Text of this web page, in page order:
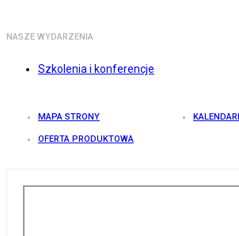
NASZE WYDARZENIA
Szkolenia i konferencje
MAPA STRONY
OFERTA PRODUKTOWA